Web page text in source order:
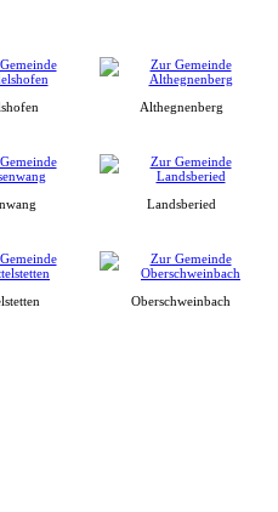
Althegnenberg
Landsberied
Oberschweinbach